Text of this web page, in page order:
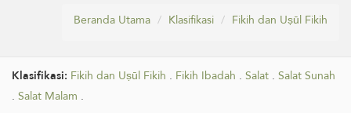
Beranda Utama Klasifikasi Fikih dan Uṣūl Fikih
Klasifikasi: Fikih dan Uṣūl Fikih . Fikih Ibadah . Salat . Salat Sunah
. Salat Malam .